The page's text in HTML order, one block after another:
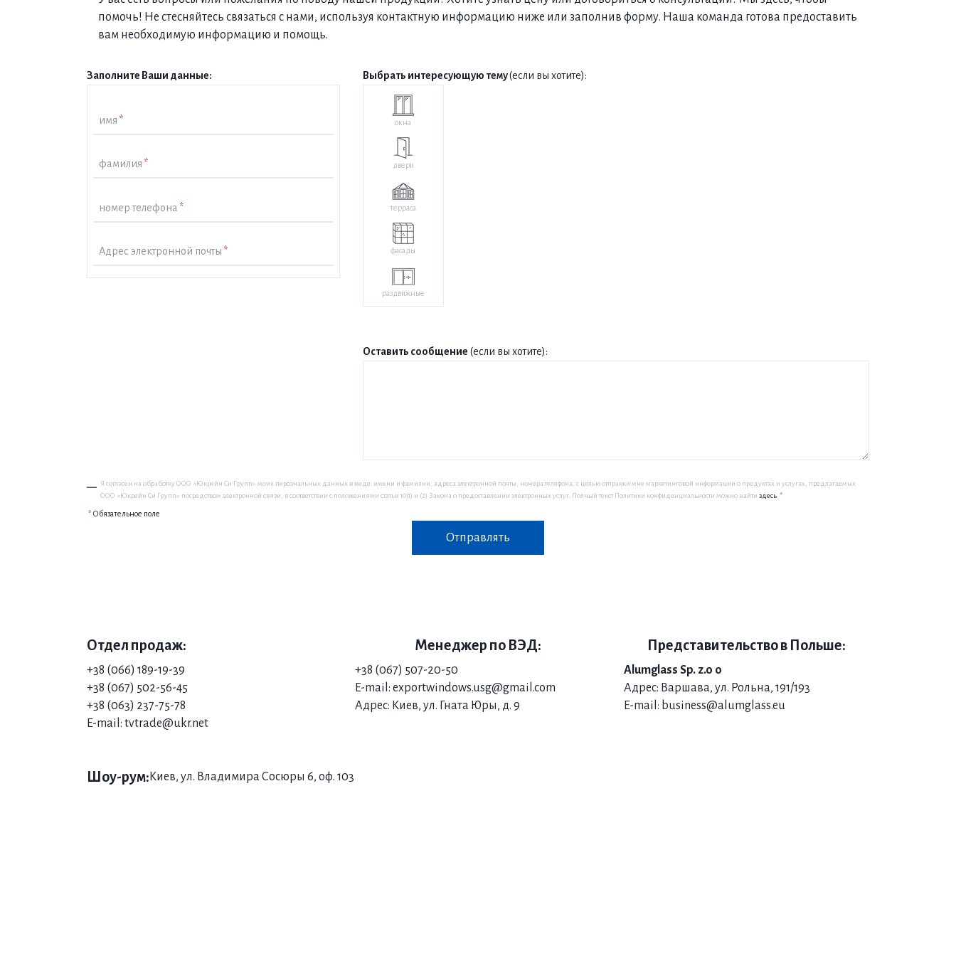
помочь! Не стесняйтесь связаться с нами, используя контактную информацию ниже или заполнив форму. Наша команда готова предоставить
вам необходимую информацию и помощь.
Заполните Ваши данные:
имя *
фамилия *
номер телефона *
Адрес электронной почты *
Выбрать интересующую тему(если вы хотите):
окна
двери
терраса
фасады
раздвижные
Оставить сообщение (если вы хотите):
Я согласен на обработку ООО «Юкрейн Си Групп» моих персональных данных в виде: имени и фамилии, адреса электронной почты, номера телефона, с целью отправки мне маркетинговой информации о продуктах и услугах, предлагаемых
ООО «Юкрейн Си Групп» посредством электронной связи, в соответствии с положениями статьи 10(1) и (2) Закона о предоставлении электронных услуг. Полный текст Политики конфиденциальности можно найти здесь. *
* Обязательное поле
Отправлять
Отдел продаж:
+38 (066) 189-19-39
+38 (067) 502-56-45
+38 (063) 237-75-78
E-mail: tvtrade@ukr.net
Менеджер по ВЭД:
+38 (067) 507-20-50
E-mail: exportwindows.usg@gmail.com
Адрес: Киев, ул. Гната Юры, д. 9
Представительство в Польше:
Alumglass Sp. z.o o
Адрес: Варшава, ул. Рольна, 191/193
E-mail: business@alumglass.eu
Шоу-рум: Киев, ул. Владимира Сосюры 6, оф. 103